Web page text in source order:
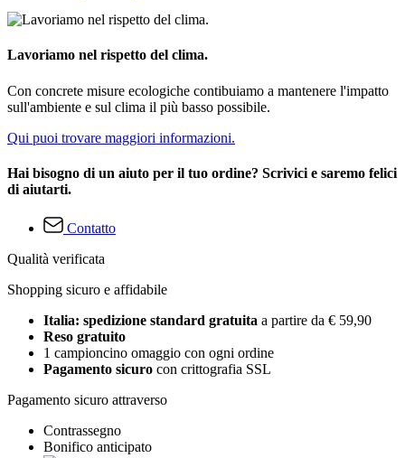
Lavoriamo nel rispetto del clima.
Con concrete misure ecologiche contibuiamo a mantenere l'impatto
sull'ambiente e sul clima il più basso possibile.
Qui puoi trovare maggiori informazioni.
Hai bisogno di un aiuto per il tuo ordine? Scrivici e saremo felici
di aiutarti.
Contatto
Qualità verificata
Shopping sicuro e affidabile
Italia: spedizione standard gratuita a partire da € 59,90
Reso gratuito
1 campioncino omaggio con ogni ordine
Pagamento sicuro con crittografia SSL
Pagamento sicuro attraverso
Contrassegno
Bonifico anticipato